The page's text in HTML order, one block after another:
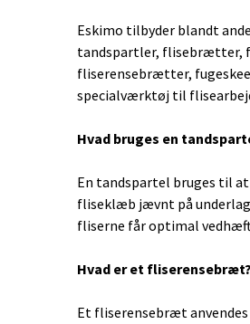
Eskimo tilbyder blandt
tandspartler, flisebrætter,
fliserensebrætter,
specialværktøj til
Hvad bruges en
En tandspartel bruges til
fliseklæb jævnt på
fliserne får optimal
Hvad er et fliserensebræt?
Et fliserensebræt